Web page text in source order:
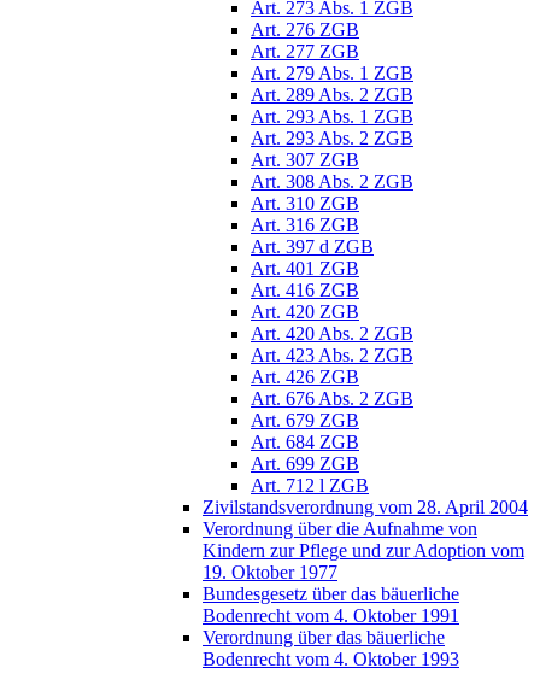
Art. 273 Abs. 1 ZGB
Art. 276 ZGB
Art. 277 ZGB
Art. 279 Abs. 1 ZGB
Art. 289 Abs. 2 ZGB
Art. 293 Abs. 1 ZGB
Art. 293 Abs. 2 ZGB
Art. 307 ZGB
Art. 308 Abs. 2 ZGB
Art. 310 ZGB
Art. 316 ZGB
Art. 397 d ZGB
Art. 401 ZGB
Art. 416 ZGB
Art. 420 ZGB
Art. 420 Abs. 2 ZGB
Art. 423 Abs. 2 ZGB
Art. 426 ZGB
Art. 676 Abs. 2 ZGB
Art. 679 ZGB
Art. 684 ZGB
Art. 699 ZGB
Art. 712 l ZGB
Zivilstandsverordnung vom 28. April 2004
Verordnung über die Aufnahme von
Kindern zur Pflege und zur Adoption vom
19. Oktober 1977
Bundesgesetz über das bäuerliche
Bodenrecht vom 4. Oktober 1991
Verordnung über das bäuerliche
Bodenrecht vom 4. Oktober 1993